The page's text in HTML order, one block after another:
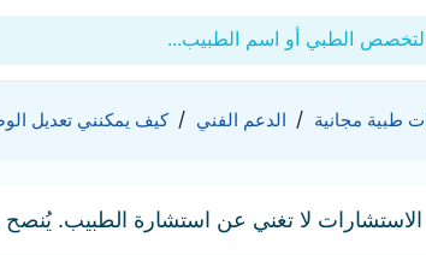
الطبي أو اسم الطبيب...
طبية مجانية / الدعم الفني / كيف يمكنني تعديل
الاستشارات لا تغني عن استشارة الطبيب.